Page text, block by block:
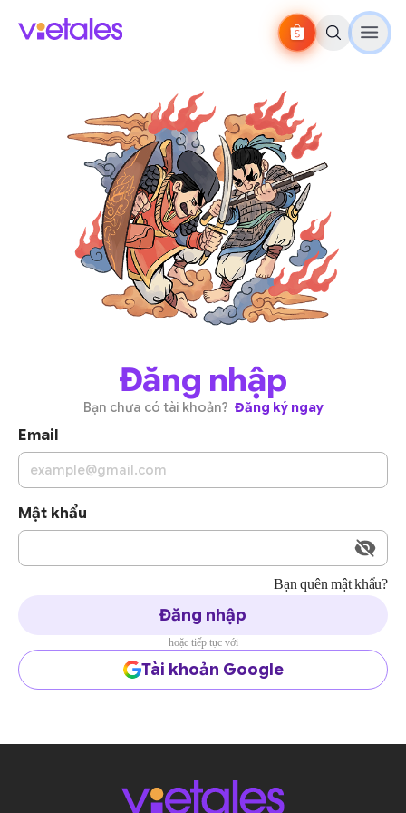
Đăng nhập
Bạn chưa có tài khoản? Đăng ký ngay
Email
Mật khẩu
Bạn quên mật khẩu?
Đăng nhập
hoặc tiếp tục với
Tài khoản Google